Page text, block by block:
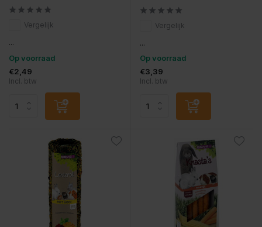
Vergelijk
...
Op voorraad
€2,49
Incl. btw
Vergelijk
...
Op voorraad
€3,39
Incl. btw